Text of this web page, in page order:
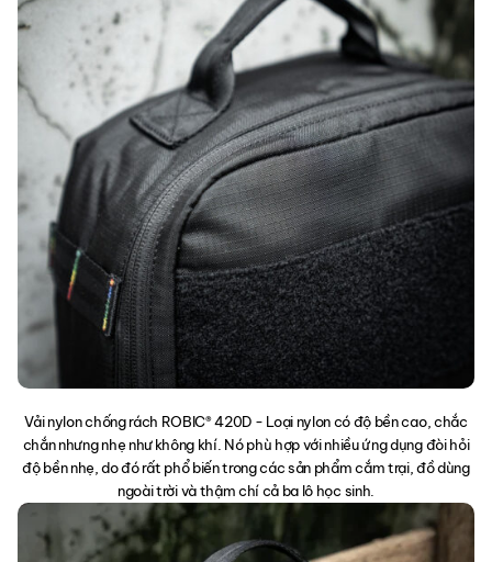
Vải nylon chống rách ROBIC® 420D - Loại nylon có độ bền cao, chắc
chắn nhưng nhẹ như không khí. Nó phù hợp với nhiều ứng dụng đòi hỏi
độ bền nhẹ, do đó rất phổ biến trong các sản phẩm cắm trại, đồ dùng
ngoài trời và thậm chí cả ba lô học sinh.